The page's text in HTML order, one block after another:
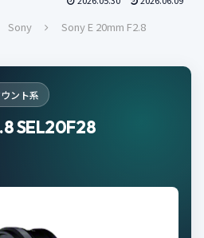
Sony
Sony E 20mm F2.8
ント系
SEL20F28